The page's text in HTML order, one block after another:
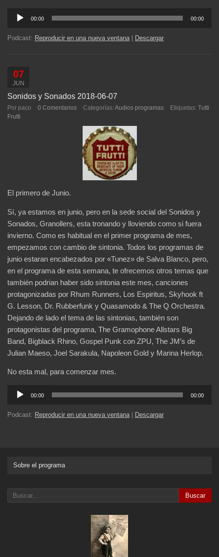
Reproductor
audio
00:00 00:00
Podcast: Reproducir en una nueva ventana | Descargar
07
JUN
Sonidos y Sonados 2018-06-07
Por paco 0 Comentarios Categorías: Audios programas Etiquetas: Tutti
Frutti
El primero de Junio.
Sí, ya estamos en junio, pero en la sede social del Sonidos y
Sonados, Granollers, esta tronando y lloviendo como si fuera
invierno. Como es habitual en el primer programa de mes,
empezamos con cambio de sintonia. Todos los programas de
junio estaran encabezados por «Tunez» de Salva Blanco, pero,
en el programa de esta semana, te ofrecemos otros temas que
también podrian haber sido sintonia este mes, canciones
protagonizadas por Rhum Runners, Los Espiritus, Skyhook ft
G. Lesson, Dr. Rubberfunk y Quasamodo & The Q Orchestra.
Dejando de lado el tema de las sintonias, también son
protagonistas del programa, The Gramophone Allstars Big
Band, Bigblack Rhino, Gospel Punk con ZPU, The JM’s de
Julian Maeso, Joel Sarakula, Napoleon Gold y Marina Herlop.
No esta mal, para comenzar mes.
Reproductor
audio
00:00 00:00
Podcast: Reproducir en una nueva ventana Descargar
Sobre el programa
Buscar